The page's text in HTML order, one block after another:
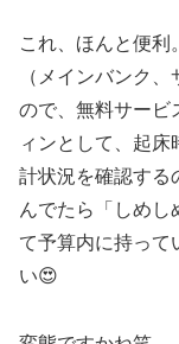
これ、ほんと便利
（メインバンク
ので、無料サービ
ィンとして、起
計状況を確認する
んでたら「しめし
て予算内に持って
い😍